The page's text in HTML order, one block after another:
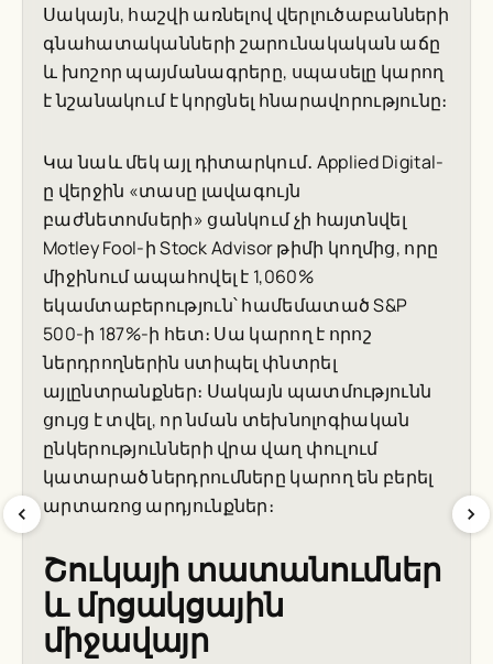
Սակայն, հաշվի առնելով վերլուծաբանների
գնահատականների շարունակական աճը
և խոշոր պայմանագրերը, սպասելը կարող
է նշանակում է կորցնել հնարավորությունը։
Կա նաև մեկ այլ դիտարկում․ Applied Digital-
ը վերջին «տասը լավագույն
բաժնետոմսերի» ցանկում չի հայտնվել
Motley Fool-ի Stock Advisor թիմի կողմից, որը
միջինում ապահովել է 1,060%
եկամտաբերություն՝ համեմատած S&P
500-ի 187%-ի հետ։ Սա կարող է որոշ
ներդրողներին ստիպել փնտրել
այլընտրանքներ։ Սակայն պատմությունն
ցույց է տվել, որ նման տեխնոլոգիական
ընկերությունների վրա վաղ փուլում
կատարած ներդրումները կարող են բերել
արտառոց արդյունքներ։
Շուկայի տատանումներ
և մրցակցային
միջավայր